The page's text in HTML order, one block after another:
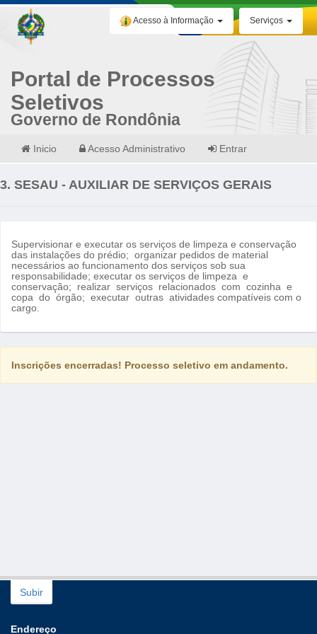
Serviços
Acesso à Informação
Portal de Processos
Seletivos
Governo de Rondônia
Inicio Acesso Administrativo Entrar
3. SESAU - AUXILIAR DE SERVIÇOS GERAIS
Supervisionar e executar os serviços de limpeza e conservação
das instalações do prédio; organizar pedidos de material
necessários ao funcionamento dos serviços sob sua
responsabilidade; executar os serviços de limpeza e
conservação; realizar serviços relacionados com cozinha e
copa do órgão; executar outras atividades compatíveis com o
cargo.
Inscrições encerradas! Processo seletivo em andamento.
Subir
Endereço